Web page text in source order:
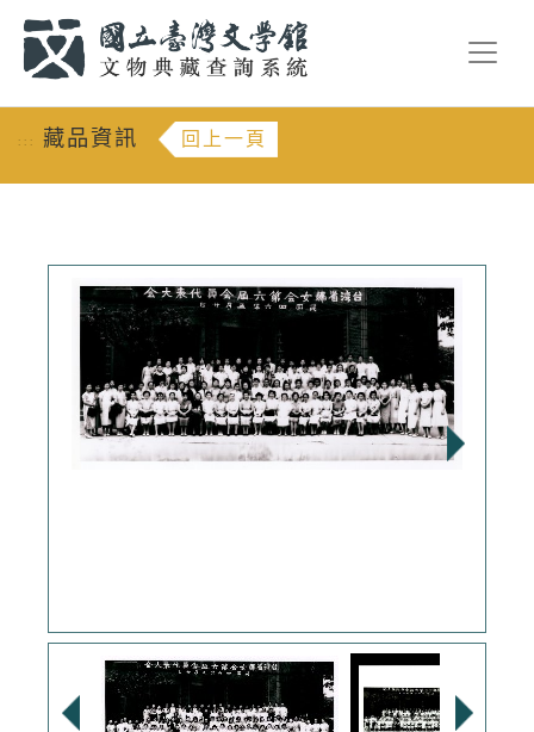
::: 藏品資訊 回上一頁